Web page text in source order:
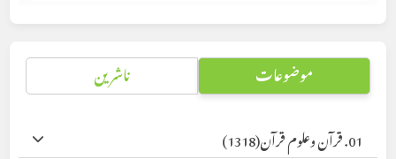
موضوعات ناشرین
01. قرآن وعلوم قرآن
(1318)